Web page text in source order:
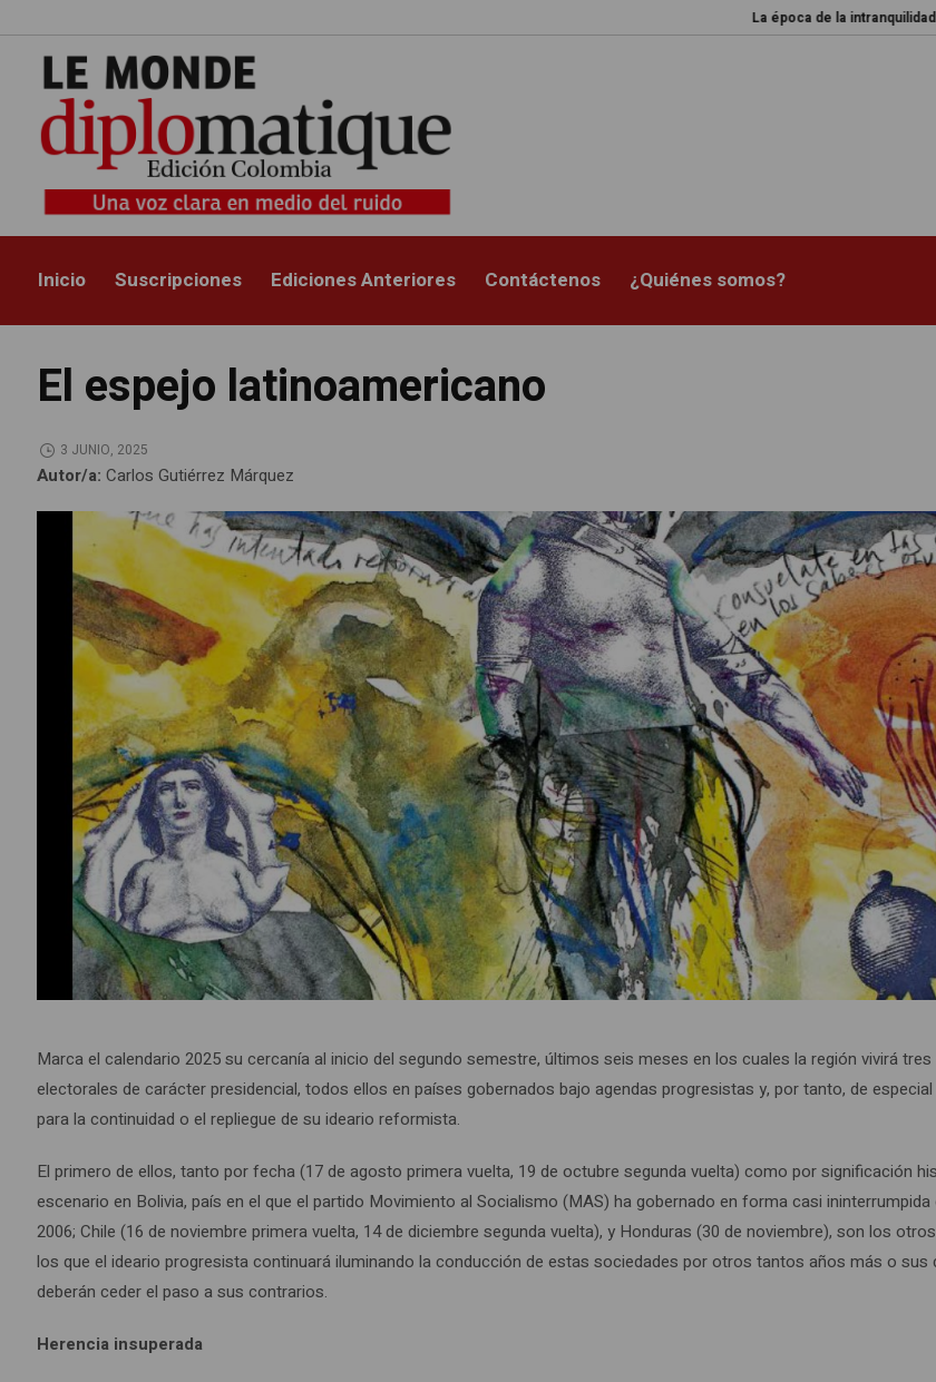
La época de la intranquilidad Los
Inicio Suscripciones Ediciones Anteriores Contáctenos ¿Quiénes somos?
El espejo latinoamericano
3 JUNIO, 2025
Autor/a:Carlos Gutiérrez Márquez
Marca el calendario 2025 su cercanía al inicio del segundo semestre, últimos seis meses en los cuales la región vivirá
electorales de carácter presidencial, todos ellos en países gobernados bajo agendas progresistas y, por tanto, de
para la continuidad o el repliegue de su ideario reformista.
El primero de ellos, tanto por fecha (17 de agosto primera vuelta, 19 de octubre segunda vuelta) como por significación
escenario en Bolivia, país en el que el partido Movimiento al Socialismo (MAS) ha gobernado en forma casi ininterrumpida
2006; Chile (16 de noviembre primera vuelta, 14 de diciembre segunda vuelta), y Honduras (30 de noviembre), son los
los que el ideario progresista continuará iluminando la conducción de estas sociedades por otros tantos años más o sus
deberán ceder el paso a sus contrarios.
Herencia insuperada